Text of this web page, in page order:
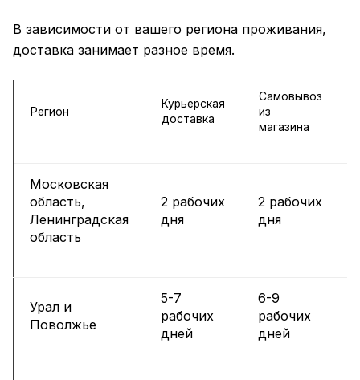
В зависимости от вашего региона проживания,
доставка занимает разное время.
Регион
Курьерская
доставка
Самовывоз
из
магазина
Московская
область,
Ленинградская
область
2 рабочих
дня
2 рабочих
дня
Урал и
Поволжье
5-7
рабочих
дней
6-9
рабочих
дней